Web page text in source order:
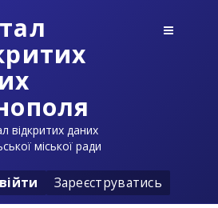
відкритих даних
міської ради
Зареєструватись